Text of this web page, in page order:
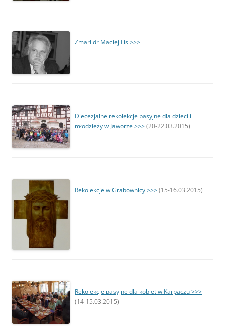
Zmarł dr Maciej Lis >>>
Diecezjalne rekolekcje pasyjne dla dzieci i
młodzieży w Jaworze >>>(20-22.03.2015)
Rekolekcje w Grabownicy >>>(15-16.03.2015)
Rekolekcje pasyjne dla kobiet w Karpaczu >>>
(14-15.03.2015)